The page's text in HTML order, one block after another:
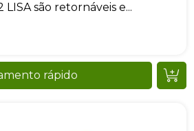
LISA são retornáveis e...
rápido